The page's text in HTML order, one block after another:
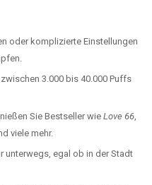
oder komplizierte Einstellungen
3.000 bis 40.000 Puffs
Sie Bestseller wie Love 66,
viele mehr.
unterwegs, egal ob in der Stadt